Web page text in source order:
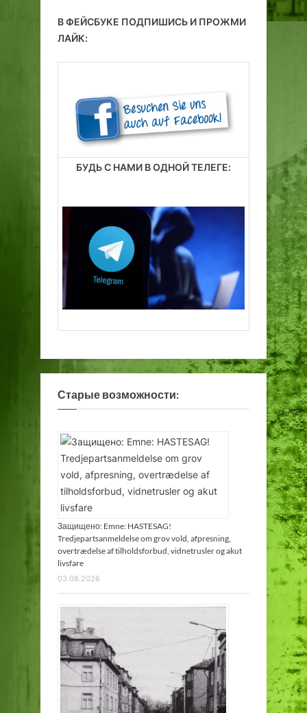
В ФЕЙСБУКЕ ПОДПИШИСЬ И ПРОЖМИ
ЛАЙК:
БУДЬ С НАМИ В ОДНОЙ ТЕЛЕГЕ:
Старые возможности:
Защищено: Emne: HASTESAG!
Tredjepartsanmeldelse om grov vold, afpresning,
overtrædelse af tilholdsforbud, vidnetrusler og akut
livsfare
03.08.2026